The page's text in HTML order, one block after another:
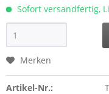
Sofort versandfertig,
Merken
Artikel-Nr.: